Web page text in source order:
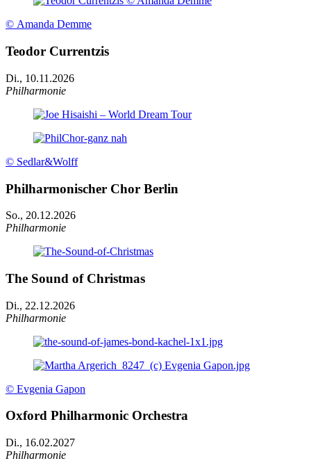
© Amanda Demme
Teodor Currentzis
Di., 10.11.2026
Philharmonie
© Sedlar&Wolff
Philharmonischer Chor Berlin
So., 20.12.2026
Philharmonie
The Sound of Christmas
Di., 22.12.2026
Philharmonie
© Evgenia Gapon
Oxford Philharmonic Orchestra
Di., 16.02.2027
Philharmonie